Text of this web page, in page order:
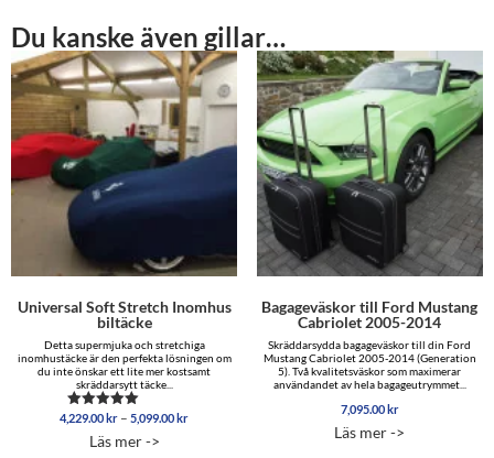
Du kanske även gillar…
Universal Soft Stretch Inomhus
biltäcke
Detta supermjuka och stretchiga
inomhustäcke är den perfekta lösningen om
du inte önskar ett lite mer kostsamt
skräddarsytt täcke...
Betygsatt
av 5
4,229.00 kr – 5,099.00 krPrisintervall:
Läs mer ->
Bagageväskor till Ford Mustang
Cabriolet 2005-2014
Skräddarsydda bagageväskor till din Ford
Mustang Cabriolet 2005-2014 (Generation
5). Två kvalitetsväskor som maximerar
användandet av hela bagageutrymmet...
7,095.00 kr
Läs mer ->